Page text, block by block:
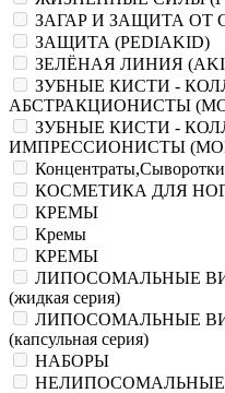
ЗАГАР И ЗАЩИТА ОТ
ЗАЩИТА (PEDIAKID)
ЗЕЛЁНАЯ ЛИНИЯ
ЗУБНЫЕ КИСТИ -
АБСТРАКЦИОНИСТЫ
ЗУБНЫЕ КИСТИ -
ИМПРЕССИОНИСТЫ
КОСМЕТИКА ДЛЯ НОГ
КРЕМЫ
Кремы
КРЕМЫ
ЛИПОСОМАЛЬНЫЕ
(жидкая серия)
ЛИПОСОМАЛЬНЫЕ
(капсульная серия)
НАБОРЫ